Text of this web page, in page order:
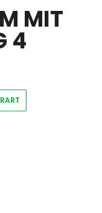
MIT
4